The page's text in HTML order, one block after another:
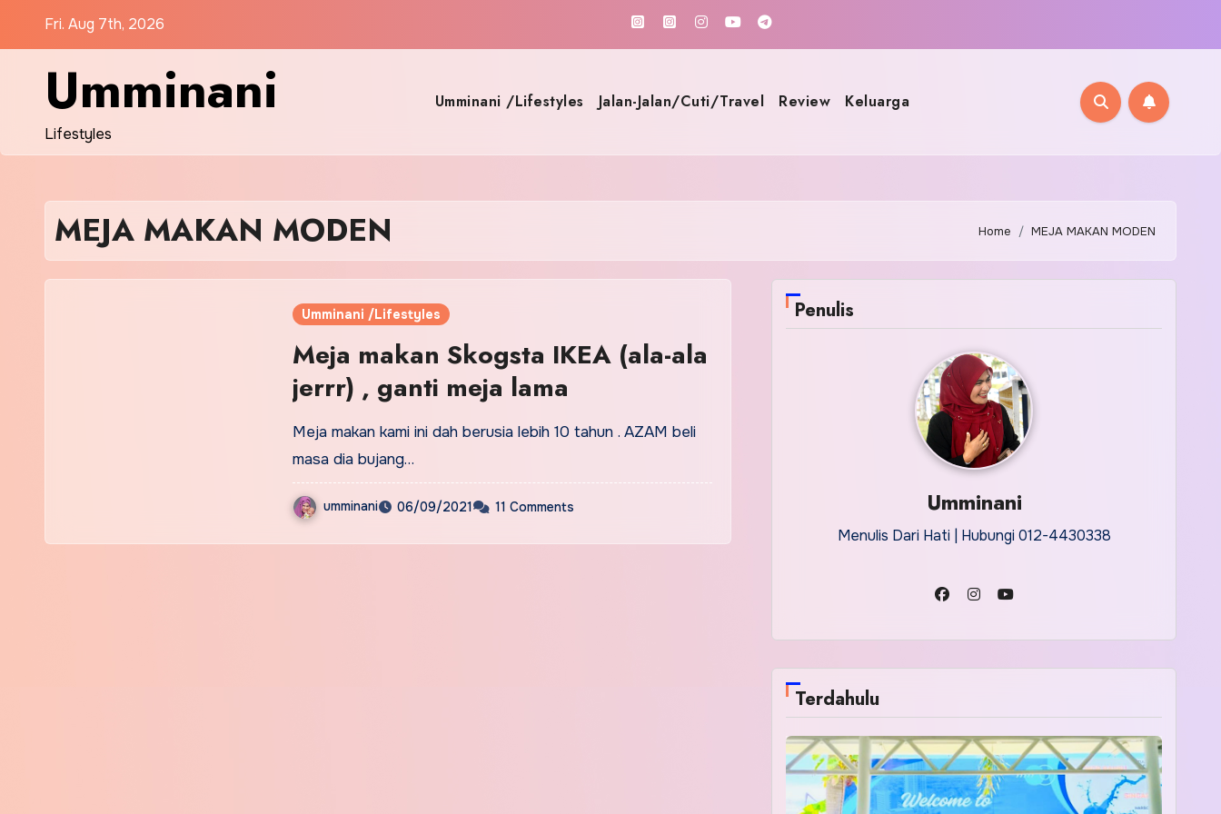
Fri. Aug 7th, 2026
Umminani
Lifestyles
Umminani /Lifestyles Jalan-Jalan/Cuti/Travel Review Keluarga
MEJA MAKAN MODEN Home MEJA MAKAN MODEN
Umminani /Lifestyles
Meja makan Skogsta IKEA (ala-ala
jerrr) , ganti meja lama
Meja makan kami ini dah berusia lebih 10 tahun . AZAM beli
masa dia bujang…
umminani 06/09/2021 11 Comments
Penulis
Umminani
Menulis Dari Hati | Hubungi 012-4430338
Terdahulu